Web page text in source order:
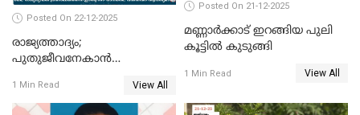
Posted On 22-12-2025
രാജ്യത്താദ്യം;
പുതുജീവനേകാൻ
എറണാകുളം സർക്കാർ
ജനറൽ
1 Min Read View All
Posted On 21-12-2025
മണ്ണാർക്കാട് ഇറങ്ങിയ പുലി
കൂട്ടിൽ കുടുങ്ങി
1 Min Read View All